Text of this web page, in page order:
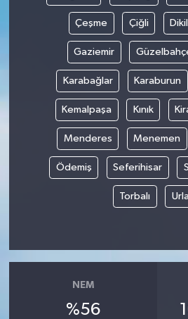
Çeşme Çiğli
Gaziemir
Karabağlar Karaburun
Kemalpaşa Kınık
Menderes Menemen
Ödemiş Seferihisar
Torbalı
NEM
%56